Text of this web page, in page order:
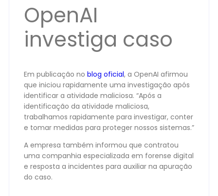
OpenAI
investiga caso
Em publicação no blog oficial, a OpenAI afirmou
que iniciou rapidamente uma investigação após
identificar a atividade maliciosa. “Após a
identificação da atividade maliciosa,
trabalhamos rapidamente para investigar, conter
e tomar medidas para proteger nossos sistemas.”
A empresa também informou que contratou
uma companhia especializada em forense digital
e resposta a incidentes para auxiliar na apuração
do caso.